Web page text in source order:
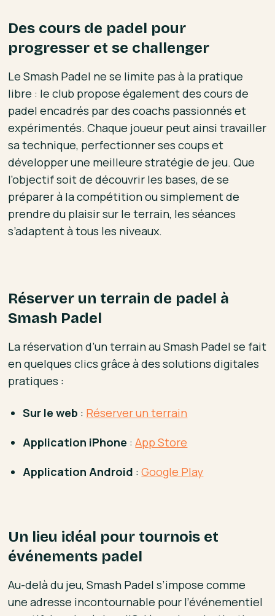
Des cours de padel pour
progresser et se challenger
Le Smash Padel ne se limite pas à la pratique
libre : le club propose également des cours de
padel encadrés par des coachs passionnés et
expérimentés. Chaque joueur peut ainsi travailler
sa technique, perfectionner ses coups et
développer une meilleure stratégie de jeu. Que
l’objectif soit de découvrir les bases, de se
préparer à la compétition ou simplement de
prendre du plaisir sur le terrain, les séances
s’adaptent à tous les niveaux.
Réserver un terrain de padel à
Smash Padel
La réservation d’un terrain au Smash Padel se fait
en quelques clics grâce à des solutions digitales
pratiques :
Sur le web : Réserver un terrain
Application iPhone :App Store
Application Android :Google Play
Un lieu idéal pour tournois et
événements padel
Au-delà du jeu, Smash Padel s’impose comme
une adresse incontournable pour l’événementiel